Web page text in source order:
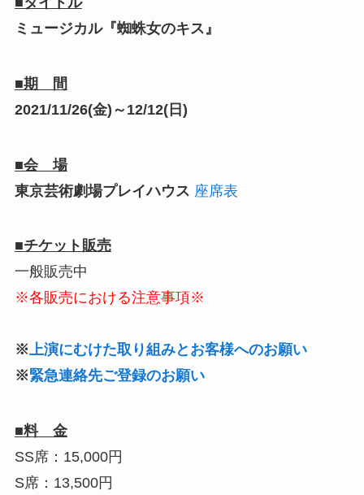
ミュージカル『蜘蛛女のキス』
■期 間
2021/11/26(金)～12/12(日)
■会 場
東京芸術劇場プレイハウス 座席表
■チケット販売
一般販売中
※各販売における注意事項※
※上演にむけた取り組みとお客様へのお願い
※緊急連絡先ご登録のお願い
■料 金
SS席：15,000円
S席：13,500円